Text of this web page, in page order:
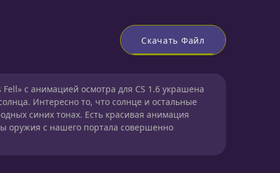
Скачать Файл
с анимацией осмотра для CS 1.6 украшена
Интересно то, что солнце и остальные
синих тонах. Есть красивая анимация
оружия с нашего портала совершенно